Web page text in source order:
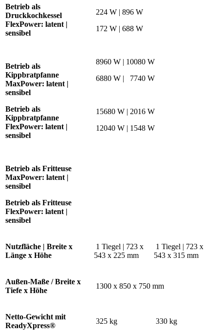
Betrieb als
Druckkochkessel
FlexPower: latent |
sensibel
Betrieb als
Kippbratpfanne
MaxPower: latent |
sensibel
Betrieb als
Kippbratpfanne
FlexPower: latent |
sensibel
Betrieb als Fritteuse
MaxPower: latent |
sensibel
Betrieb als Fritteuse
FlexPower: latent |
sensibel
224 W | 896 W
172 W | 688 W
8960 W | 10080 W
6880 W | 7740 W
15680 W | 2016 W
12040 W | 1548 W
Nutzfläche | Breite x
Länge x Höhe
1 Tiegel | 723 x
543 x 225 mm
1 Tiegel | 723 x
543 x 315 mm
Außen-Maße / Breite x
Tiefe x Höhe
1300 x 850 x 750 mm
Netto-Gewicht mit
ReadyXpress®
325 kg 330 kg